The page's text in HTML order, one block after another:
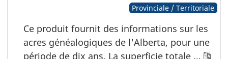
Provinciale / Territoriale
Ce produit fournit des informations sur les
acres généalogiques de l'Alberta, pour une
période de dix ans. La superficie totale …